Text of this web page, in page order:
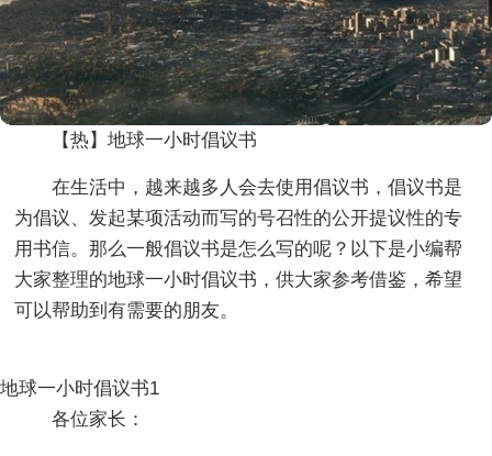
【热】地球一小时倡议书
在生活中，越来越多人会去使用倡议书，倡议书是
为倡议、发起某项活动而写的号召性的公开提议性的专
用书信。那么一般倡议书是怎么写的呢？以下是小编帮
大家整理的地球一小时倡议书，供大家参考借鉴，希望
可以帮助到有需要的朋友。
地球一小时倡议书1
各位家长：